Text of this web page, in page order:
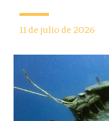
11 de julio de 2026